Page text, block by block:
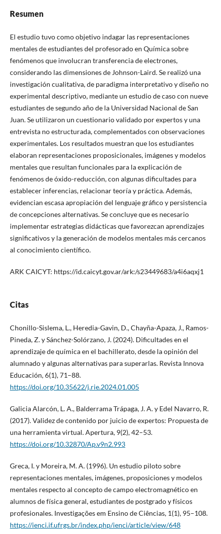
Resumen
El estudio tuvo como objetivo indagar las representaciones
mentales de estudiantes del profesorado en Química sobre
fenómenos que involucran transferencia de electrones,
considerando las dimensiones de Johnson-Laird. Se realizó una
investigación cualitativa, de paradigma interpretativo y diseño no
experimental descriptivo, mediante un estudio de caso con nueve
estudiantes de segundo año de la Universidad Nacional de San
Juan. Se utilizaron un cuestionario validado por expertos y una
entrevista no estructurada, complementados con observaciones
experimentales. Los resultados muestran que los estudiantes
elaboran representaciones proposicionales, imágenes y modelos
mentales que resultan funcionales para la explicación de
fenómenos de óxido-reducción, con algunas dificultades para
establecer inferencias, relacionar teoría y práctica. Además,
evidencian escasa apropiación del lenguaje gráfico y persistencia
de concepciones alternativas. Se concluye que es necesario
implementar estrategias didácticas que favorezcan aprendizajes
significativos y la generación de modelos mentales más cercanos
al conocimiento científico.
ARK CAICYT: https://id.caicyt.gov.ar/ark:/s23449683/a4i6aqxj1
Citas
Chonillo-Sislema, L., Heredia-Gavin, D., Chayña-Apaza, J., Ramos-
Pineda, Z. y Sánchez-Solórzano, J. (2024). Dificultades en el
aprendizaje de química en el bachillerato, desde la opinión del
alumnado y algunas alternativas para superarlas. Revista Innova
Educación, 6(1), 71–88.
https://doi.org/10.35622/j.rie.2024.01.005
Galicia Alarcón, L. A., Balderrama Trápaga, J. A. y Edel Navarro, R.
(2017). Validez de contenido por juicio de expertos: Propuesta de
una herramienta virtual. Apertura, 9(2), 42–53.
https://doi.org/10.32870/Ap.v9n2.993
Greca, I. y Moreira, M. A. (1996). Un estudio piloto sobre
representaciones mentales, imágenes, proposiciones y modelos
mentales respecto al concepto de campo electromagnético en
alumnos de física general, estudiantes de postgrado y físicos
profesionales. Investigações em Ensino de Ciências, 1(1), 95–108.
https://ienci.if.ufrgs.br/index.php/ienci/article/view/648